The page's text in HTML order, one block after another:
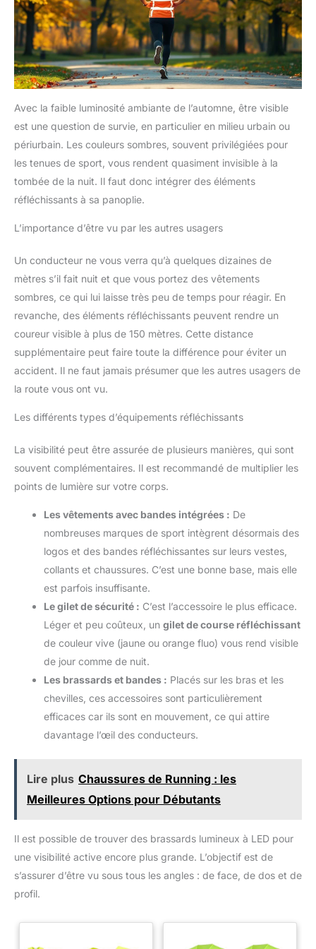
n'absorbe pas la transpiration
et n'est pas facile à glisser.Il
convient aux personnes ayant
différentes formes de tête. Ipx4
Imperméable & Multifonctionnel
- Cette lampe frontale LED
étanche peut fonctionner en
toute sécurité et de manière
période, parfaite pour une
utilisation
quotidienne/extérieure, comme
le vélo, la randonnée, la chasse,
le camping, la promenade
d'animaux, la lecture , Artisanat,
spéléologie, escalade,
Avec la faible luminosité ambiante de l’automne, être visible
est une question de survie, en particulier en milieu urbain ou
périurbain. Les couleurs sombres, souvent privilégiées pour
les tenues de sport, vous rendent quasiment invisible à la
tombée de la nuit. Il faut donc intégrer des éléments
réfléchissants à sa panoplie.
L’importance d’être vu par les autres usagers
Un conducteur ne vous verra qu’à quelques dizaines de
mètres s’il fait nuit et que vous portez des vêtements
sombres, ce qui lui laisse très peu de temps pour réagir. En
revanche, des éléments réfléchissants peuvent rendre un
coureur visible à plus de 150 mètres. Cette distance
supplémentaire peut faire toute la différence pour éviter un
accident. Il ne faut jamais présumer que les autres usagers de
la route vous ont vu.
Les différents types d’équipements réfléchissants
La visibilité peut être assurée de plusieurs manières, qui sont
souvent complémentaires. Il est recommandé de multiplier les
points de lumière sur votre corps.
Les vêtements avec bandes intégrées : De
nombreuses marques de sport intègrent désormais des
logos et des bandes réfléchissantes sur leurs vestes,
collants et chaussures. C’est une bonne base, mais elle
est parfois insuffisante.
Le gilet de sécurité : C’est l’accessoire le plus efficace.
Léger et peu coûteux, un gilet de course réfléchissant
de couleur vive (jaune ou orange fluo) vous rend visible
de jour comme de nuit.
Les brassards et bandes : Placés sur les bras et les
chevilles, ces accessoires sont particulièrement
efficaces car ils sont en mouvement, ce qui attire
davantage l’œil des conducteurs.
Lire plus Chaussures de Running : les
Meilleures Options pour Débutants
Il est possible de trouver des brassards lumineux à LED pour
une visibilité active encore plus grande. L’objectif est de
s’assurer d’être vu sous tous les angles : de face, de dos et de
profil.